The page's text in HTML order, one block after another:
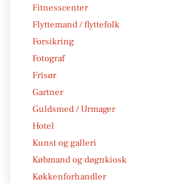
Fitnesscenter
Flyttemand / flyttefolk
Forsikring
Fotograf
Frisør
Gartner
Guldsmed / Urmager
Hotel
Kunst og galleri
Købmand og døgnkiosk
Køkkenforhandler